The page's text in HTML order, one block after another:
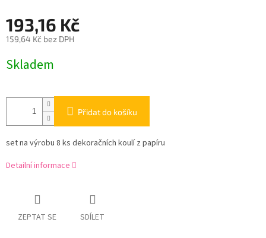
193,16 Kč
159,64 Kč bez DPH
cena:
Skladem
Přidat do košíku
set na výrobu 8 ks dekoračních koulí z papíru
Detailní informace
ZEPTAT SE SDÍLET